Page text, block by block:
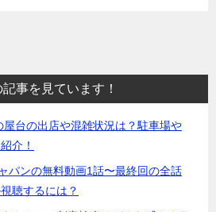
事を見ています！
台の出店や混雑状況は？駐車場や
介！
パンの無料動画1話〜最終回の全話
聴するには？